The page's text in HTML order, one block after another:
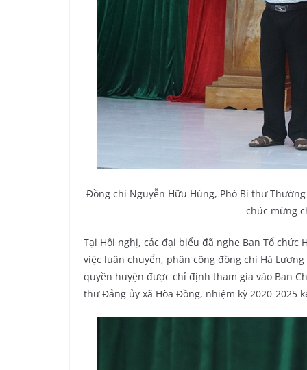
Đồng chí Nguyễn Hữu Hùng, Phó Bí thư
chúc mừng
Tại Hội nghị, các đại biểu đã nghe Ban Tổ chức
việc luân chuyển, phân công đồng chí Hà
quyền huyện được chỉ định tham gia vào Ban
thư Đảng ủy xã Hòa Đồng, nhiệm kỳ 2020-2025